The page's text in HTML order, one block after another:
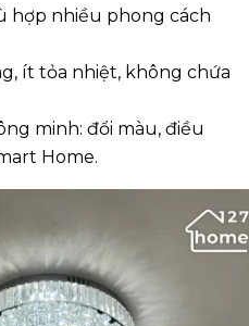
hợp nhiều phong cách
ít tỏa nhiệt, không chứa
minh: đổi màu, điều
Home.